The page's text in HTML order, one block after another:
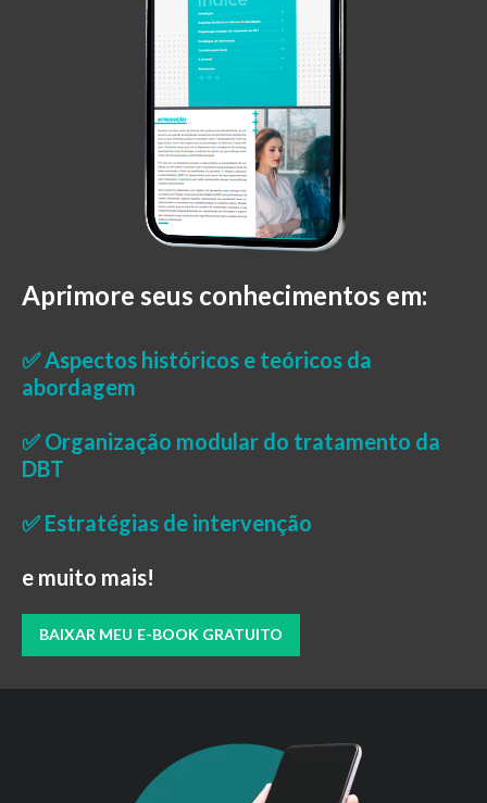
Aprimore seus conhecimentos em:
✅ Aspectos históricos e teóricos da
abordagem
✅ Organização modular do tratamento da
DBT
✅ Estratégias de intervenção
e muito mais!
BAIXAR MEU E-BOOK GRATUITO